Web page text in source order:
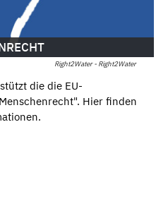
Right2Water - Right2Water
die die EU-
Hier finden